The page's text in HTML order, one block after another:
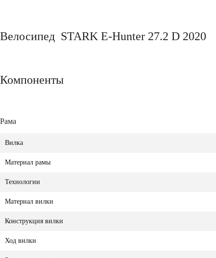
Велосипед STARK E-Hunter 27.2 D 2020
Компоненты
Рама
Вилка
Материал рамы
Технологии
Материал вилки
Конструкция вилки
Ход вилки